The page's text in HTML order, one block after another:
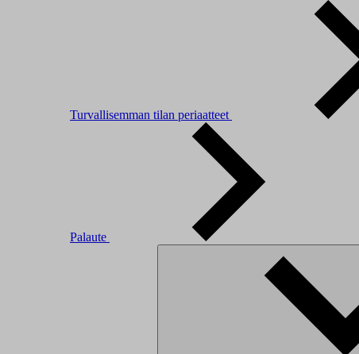
Turvallisemman tilan periaatteet
Palaute